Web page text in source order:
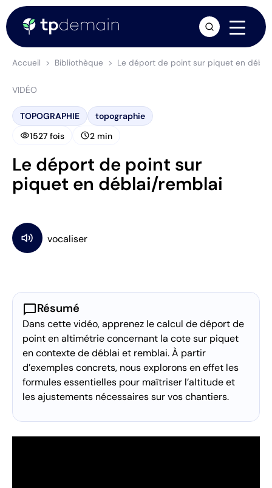
Accueil Bibliothèque Le déport de point sur piquet en
VIDÉO
TOPOGRAPHIE topographie
visibility1527 fois schedule2 min
Le déport de point sur
piquet en déblai/remblai
chat_bubbleRésumé
Dans cette vidéo, apprenez le calcul de déport de
point en altimétrie concernant la cote sur piquet
en contexte de déblai et remblai. À partir
d’exemples concrets, nous explorons en effet les
formules essentielles pour maîtriser l’altitude et
les ajustements nécessaires sur vos chantiers.
arrow_forward